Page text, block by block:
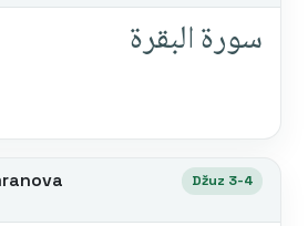
سورة البقرة
Džuz 3-4